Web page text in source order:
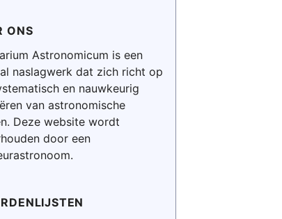
ONS
Astronomicum is een
naslagwerk dat zich richt op
en nauwkeurig
van astronomische
Deze website wordt
door een